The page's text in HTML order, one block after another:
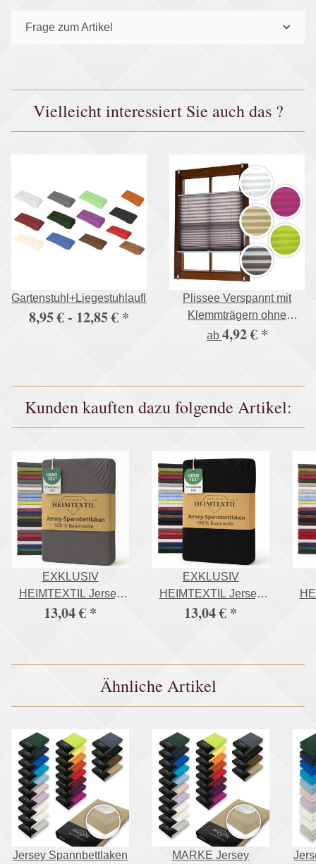
Frage zum Artikel
Vielleicht interessiert Sie auch das ?
Gartenstuhl+Liegestuhlauflage,500g/m²
8,95 € - 12,85 € *
Plissee Verspannt mit
Klemmträgern ohne
Bohren Faltrollo
ab 4,92 € *
Kunden kauften dazu folgende Artikel:
EXKLUSIV
HEIMTEXTIL Jersey
Spannbettlaken 200 x
Spannbetttuch
13,04 € *
EXKLUSIV
HEIMTEXTIL Jersey
Spannbettlaken 200 x
Bettlaken
Spannbetttuch
13,04 € *
Ähnliche Artikel
Jersey Spannbettlaken
MARKE Jersey